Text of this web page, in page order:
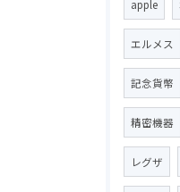
apple
エルメス
記念貨幣
精密機器
レグザ